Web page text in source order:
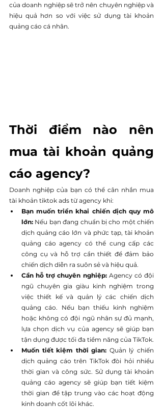
của doanh nghiệp sẽ trở nên chuyên nghiệp và
hiệu quả hơn so với việc sử dụng tài khoản
quảng cáo cá nhân.
Thời điểm nào nên
mua tài khoản quảng
cáo agency?
Doanh nghiệp của bạn có thể cân nhắn mua
tài khoản tiktok ads từ agency khi:
Bạn muốn triển khai chiến dịch quy mô
lớn: Nếu bạn đang chuẩn bị cho một chiến
dịch quảng cáo lớn và phức tạp, tài khoản
quảng cáo agency có thể cung cấp các
công cụ và hỗ trợ cần thiết để đảm bảo
chiến dịch diễn ra suôn sẻ và hiệu quả.
Cần hỗ trợ chuyên nghiệp: Agency có đội
ngũ chuyên gia giàu kinh nghiệm trong
việc thiết kế và quản lý các chiến dịch
quảng cáo. Nếu bạn thiếu kinh nghiệm
hoặc không có đội ngũ nhân sự đủ mạnh,
lựa chọn dịch vụ của agency sẽ giúp bạn
tận dụng được tối đa tiềm năng của TikTok.
Muốn tiết kiệm thời gian: Quản lý chiến
dịch quảng cáo trên TikTok đòi hỏi nhiều
thời gian và công sức. Sử dụng tài khoản
quảng cáo agency sẽ giúp bạn tiết kiệm
thời gian để tập trung vào các hoạt động
kinh doanh cốt lõi khác.